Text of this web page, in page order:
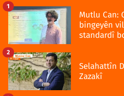
Mutlu Can:
bingeyên
standardî
1
Selahattîn
Zazakî
2